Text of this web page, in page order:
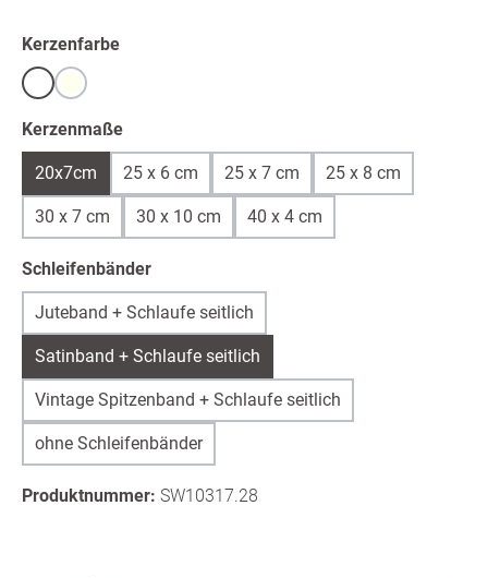
Kerzenfarbeauswählen
Weißwarmweiß /ivory
Kerzenmaßeauswählen
20x7cm 25 x 6 cm 25 x 7 cm 25 x 8 cm
30 x 7 cm 30 x 10 cm 40 x 4 cm
Schleifenbänderauswählen
Juteband + Schlaufe seitlich
Satinband + Schlaufe seitlich
Vintage Spitzenband + Schlaufe seitlich
ohne Schleifenbänder
Produktnummer: SW10317.28